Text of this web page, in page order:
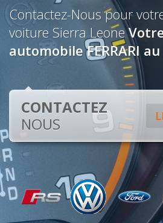
Contactez-Nous pour
voiture Sierra Leone
automobile FERRARI
CONTACTEZ
NOUS